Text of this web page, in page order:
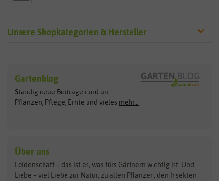
Unsere Shopkategorien & Hersteller
Exotische Samen
Gemüsesamen
Gründünger
Kräutersamen
Obstsamen
Pilzbrut
Arche Noah
ASB Greenworld
Benary
Bingenheimer Saatgut
Clever Pots
COMPO
Dürr-Samen
Gartenblog
Ständig neue Beiträge rund um
Pflanzen, Pflege, Ernte und vieles mehr...
Über uns
Leidenschaft – das ist es, was fürs Gärtnern wichtig ist. Und
Liebe – viel Liebe zur Natur, zu allen Pflanzen, den Insekten,